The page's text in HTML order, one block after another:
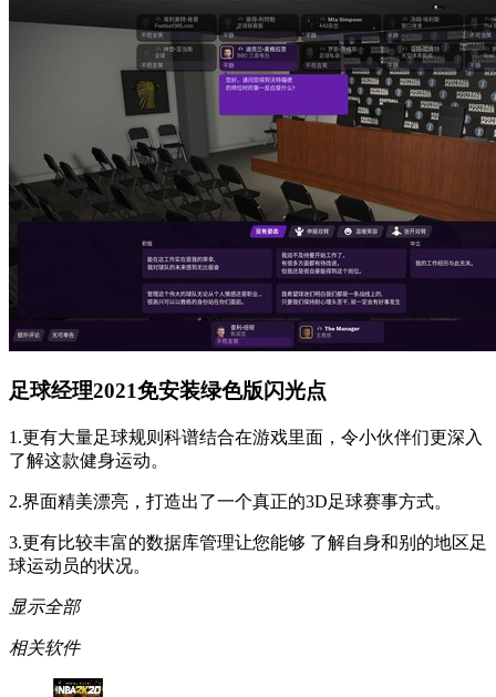
足球经理2021免安装绿色版闪光点
1.更有大量足球规则科谱结合在游戏里面，令小伙伴们更深入
了解这款健身运动。
2.界面精美漂亮，打造出了一个真正的3D足球赛事方式。
3.更有比较丰富的数据库管理让您能够 了解自身和别的地区足
球运动员的状况。
显示全部
相关软件